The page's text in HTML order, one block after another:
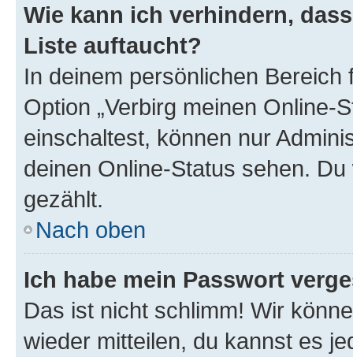
Wie kann ich verhindern,
Liste auftaucht?
In deinem persönlichen
Option „Verbirg meinen Online-
einschaltest, können nur
deinen Online-Status sehen.
gezählt.
Nach oben
Ich habe mein Passwort
Das ist nicht schlimm! Wir
wieder mitteilen, du kannst es